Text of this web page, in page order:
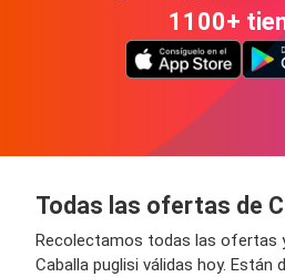
1100+
Todas las ofertas de
Recolectamos todas las ofertas
Caballa puglisi válidas hoy. Están